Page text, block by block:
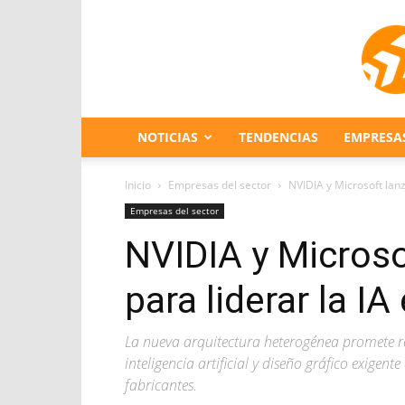
NOTICIAS TENDENCIAS
Inicio Empresas del sector NVIDIA y Microsoft
Empresas del sector
NVIDIA y
para liderar la
La nueva arquitectura heterogénea promete
inteligencia artificial y diseño gráfico
fabricantes.